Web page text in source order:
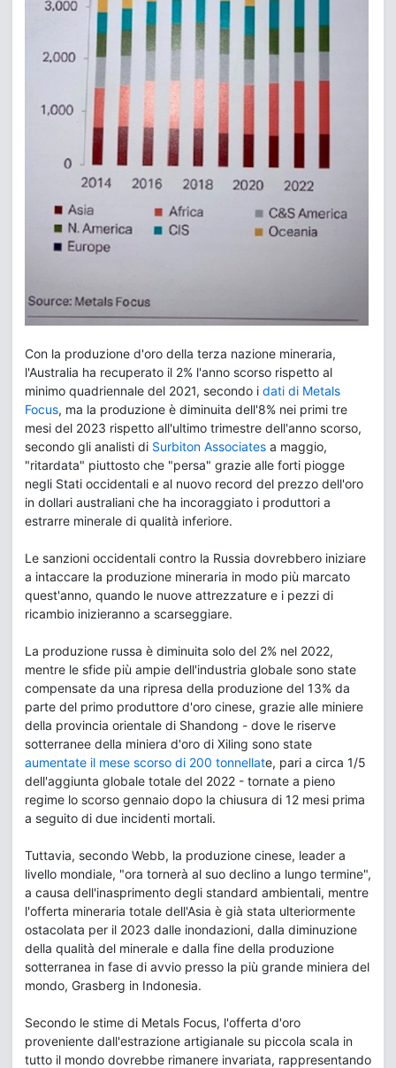
Con la produzione d'oro della terza nazione mineraria,
l'Australia ha recuperato il 2% l'anno scorso rispetto al
minimo quadriennale del 2021, secondo i dati di Metals
Focus, ma la produzione è diminuita dell'8% nei primi tre
mesi del 2023 rispetto all'ultimo trimestre dell'anno scorso,
secondo gli analisti di Surbiton Associates a maggio,
"ritardata" piuttosto che "persa" grazie alle forti piogge
negli Stati occidentali e al nuovo record del prezzo dell'oro
in dollari australiani che ha incoraggiato i produttori a
estrarre minerale di qualità inferiore.
Le sanzioni occidentali contro la Russia dovrebbero iniziare
a intaccare la produzione mineraria in modo più marcato
quest'anno, quando le nuove attrezzature e i pezzi di
ricambio inizieranno a scarseggiare.
La produzione russa è diminuita solo del 2% nel 2022,
mentre le sfide più ampie dell'industria globale sono state
compensate da una ripresa della produzione del 13% da
parte del primo produttore d'oro cinese, grazie alle miniere
della provincia orientale di Shandong - dove le riserve
sotterranee della miniera d'oro di Xiling sono state
aumentate il mese scorso di 200 tonnellate, pari a circa 1/5
dell'aggiunta globale totale del 2022 - tornate a pieno
regime lo scorso gennaio dopo la chiusura di 12 mesi prima
a seguito di due incidenti mortali.
Tuttavia, secondo Webb, la produzione cinese, leader a
livello mondiale, "ora tornerà al suo declino a lungo termine",
a causa dell'inasprimento degli standard ambientali, mentre
l'offerta mineraria totale dell'Asia è già stata ulteriormente
ostacolata per il 2023 dalle inondazioni, dalla diminuzione
della qualità del minerale e dalla fine della produzione
sotterranea in fase di avvio presso la più grande miniera del
mondo, Grasberg in Indonesia.
Secondo le stime di Metals Focus, l'offerta d'oro
proveniente dall'estrazione artigianale su piccola scala in
tutto il mondo dovrebbe rimanere invariata, rappresentando